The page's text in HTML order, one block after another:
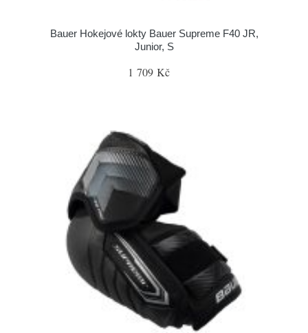
Bauer Hokejové lokty Bauer Supreme F40 JR,
Junior, S
1 709 Kč